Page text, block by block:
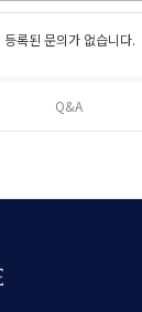
등록된 문의가 없습니다.
Q&A